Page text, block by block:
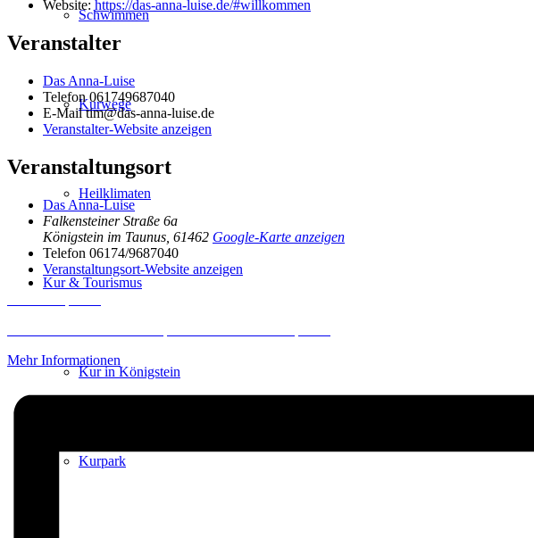
Schwimmen
Kurwege
Heilklimaten
Kur & Tourismus
Kur in Königstein
Kurpark
Website: https://das-anna-luise.de/#willkommen
Veranstalter
Das Anna-Luise
Telefon061749687040
E-Mailtim@das-anna-luise.de
Veranstalter-Website anzeigen
Veranstaltungsort
Das Anna-Luise
Falkensteiner Straße 6a
Königstein im Taunus 61462 Google-Karte anzeigen
Telefon 06174/9687040
Veranstaltungsort-Website anzeigen
Mehr Informationen